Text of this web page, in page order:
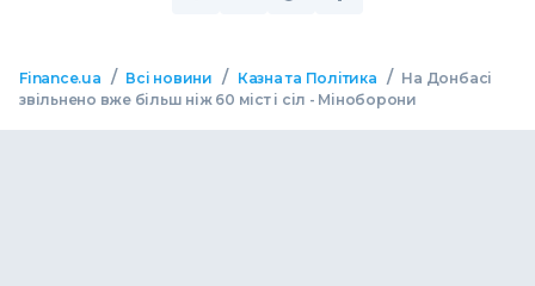
Finance.ua / Всі новини / Казна та Політика / На Донбасі
звільнено вже більш ніж 60 міст і сіл - Міноборони